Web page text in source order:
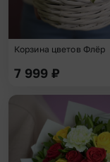
Корзина цветов Флёр
7 999 ₽